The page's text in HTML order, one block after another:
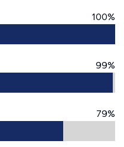
100%
99%
79%